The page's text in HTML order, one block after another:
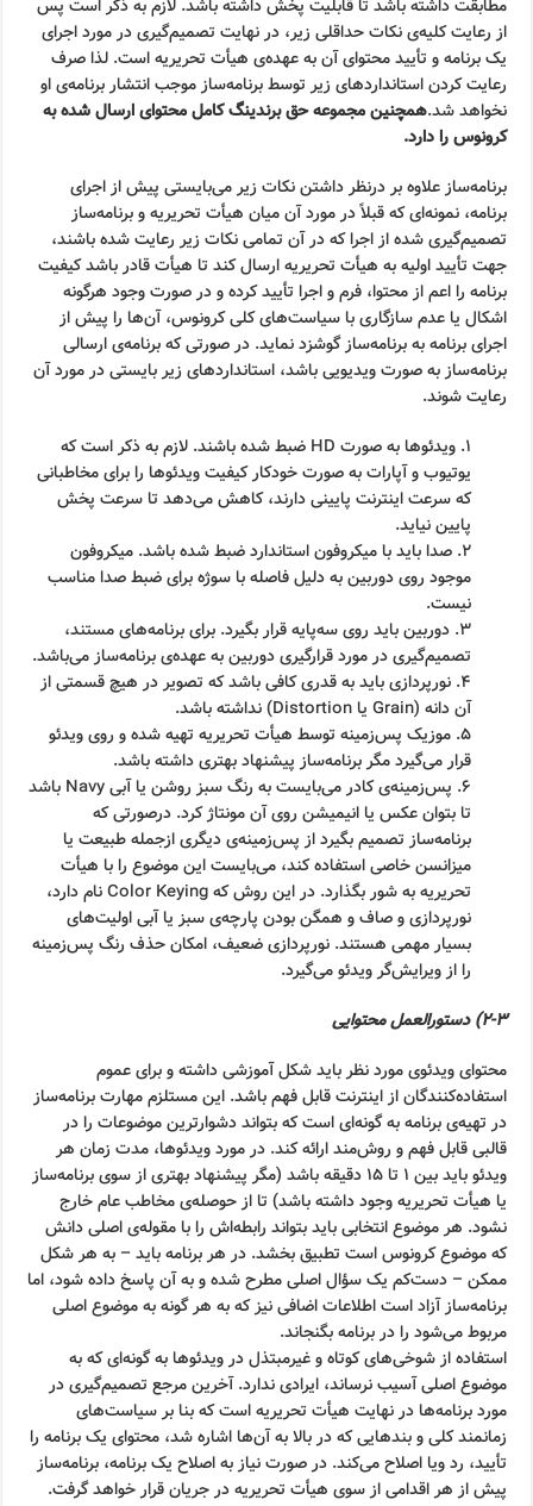
مطابقت داشته باشد تا قابلیت پخش داشته باشد. لازم به ذکر است پس
از رعایت کلیه‌ی نکات حداقلی زیر، در نهایت تصمیم‌گیری در مورد اجرای
یک برنامه و تأیید محتوای آن به عهده‌ی هیأت تحریریه است. لذا صرف
رعایت کردن استانداردهای زیر توسط برنامه‌ساز موجب انتشار برنامه‌ی او
نخواهد شد.همچنین مجموعه حق برندینگ کامل محتوای ارسال شده به
کرونوس را دارد.
برنامه‌ساز علاوه بر درنظر داشتن نکات زیر می‌بایستی پیش از اجرای
برنامه، نمونه‌ای که قبلاً در مورد آن میان هیأت تحریریه و برنامه‌ساز
تصمیم‌گیری شده از اجرا که در آن تمامی نکات زیر رعایت شده باشند،
جهت تأیید اولیه به هیأت تحریریه ارسال کند تا هیأت قادر باشد کیفیت
برنامه را اعم از محتوا، فرم و اجرا تأیید کرده و در صورت وجود هرگونه
اشکال یا عدم سازگاری با سیاست‌های کلی کرونوس، آن‌ها را پیش از
اجرای برنامه به برنامه‌ساز گوشزد نماید. در صورتی که برنامه‌ی ارسالی
برنامه‌ساز به صورت ویدیویی باشد، استانداردهای زیر بایستی در مورد آن
رعایت شوند.
۱. ویدئوها به صورت HD ضبط شده باشند. لازم به ذکر است که
یوتیوب و آپارات به صورت خودکار کیفیت ویدئوها را برای مخاطبانی
که سرعت اینترنت پایینی دارند، کاهش می‌دهد تا سرعت پخش
پایین نیاید.
۲. صدا باید با میکروفون استاندارد ضبط شده باشد. میکروفون
موجود روی دوربین به دلیل فاصله با سوژه برای ضبط صدا مناسب
نیست.
۳. دوربین باید روی سه‌پایه قرار بگیرد. برای برنامه‌های مستند،
تصمیم‌گیری در مورد قرارگیری دوربین به عهده‌ی برنامه‌ساز می‌باشد.
۴. نورپردازی باید به قدری کافی باشد که تصویر در هیچ قسمتی از
آن دانه (Grain یا Distortion) نداشته باشد.
۵. موزیک پس‌زمینه توسط هیأت تحریریه تهیه شده و روی ویدئو
قرار می‌گیرد مگر برنامه‌ساز پیشنهاد بهتری داشته باشد.
۶. پس‌زمینه‌ی کادر می‌بایست به رنگ سبز روشن یا آبی Navy باشد
تا بتوان عکس یا انیمیشن روی آن مونتاژ کرد. درصورتی که
برنامه‌ساز تصمیم بگیرد از پس‌زمینه‌ی دیگری ازجمله طبیعت یا
میزانسن خاصی استفاده کند، می‌بایست این موضوع را با هیأت
تحریریه به شور بگذارد. در این روش که Color Keying نام دارد،
نورپردازی و صاف و همگن بودن پارچه‌ی سبز یا آبی اولیت‌های
بسیار مهمی هستند. نورپردازی ضعیف، امکان حذف رنگ پس‌زمینه
را از ویرایش‌گر ویدئو می‌گیرد.
۲-۳) دستورالعمل محتوایی
محتوای ویدئوی مورد نظر باید شکل آموزشی داشته و برای عموم
استفاده‌کنندگان از اینترنت قابل فهم باشد. این مستلزم مهارت برنامه‌ساز
در تهیه‌ی برنامه به گونه‌ای است که بتواند دشوارترین موضوعات را در
قالبی قابل فهم و روش‌مند ارائه کند. در مورد ویدئوها، مدت زمان هر
ویدئو باید بین ۱ تا ۱۵ دقیقه باشد (مگر پیشنهاد بهتری از سوی برنامه‌ساز
یا هیأت تحریریه وجود داشته باشد) تا از حوصله‌ی مخاطب عام خارج
نشود. هر موضوع انتخابی باید بتواند رابطه‌اش را با مقوله‌ی اصلی دانش
که موضوع کرونوس است تطبیق بخشد. در هر برنامه باید – به هر شکل
ممکن – دست‌کم یک سؤال اصلی مطرح شده و به آن پاسخ داده شود، اما
برنامه‌ساز آزاد است اطلاعات اضافی نیز که به هر گونه به موضوع اصلی
مربوط می‌شود را در برنامه بگنجاند.
استفاده از شوخی‌های کوتاه و غیرمبتذل در ویدئوها به گونه‌ای که به
موضوع اصلی آسیب نرساند، ایرادی ندارد. آخرین مرجع تصمیم‌گیری در
مورد برنامه‌ها در نهایت هیأت تحریریه است که بنا بر سیاست‌های
زمانمند کلی و بندهایی که در بالا به آن‌ها اشاره شد، محتوای یک برنامه را
تأیید، رد ویا اصلاح می‌کند. در صورت نیاز به اصلاح یک برنامه، برنامه‌ساز
پیش از هر اقدامی از سوی هیأت تحریریه در جریان قرار خواهد گرفت.